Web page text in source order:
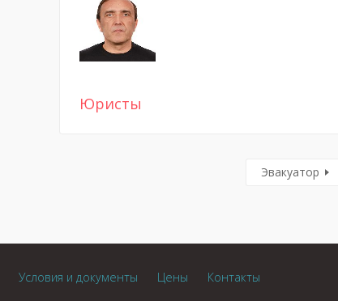
Юристы
Эвакуатор
Условия и документы Цены Контакты